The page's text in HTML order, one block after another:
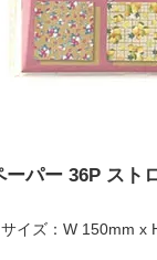
パー 36P スト
イズ：W 150mm x